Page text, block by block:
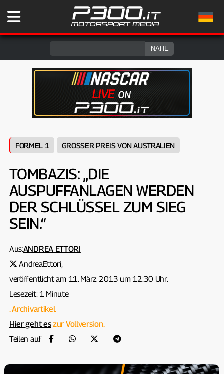
FORMEL 1 GROSSER PREIS VON AUSTRALIEN
TOMBAZIS: „DIE
AUSPUFFANLAGEN WERDEN
DER SCHLÜSSEL ZUM SIEG
SEIN.“
Aus:ANDREA ETTORI
AndreaEttori,
veröffentlicht am 11. März 2013 um 12:30 Uhr.
Lesezeit: 1 Minute
. Archivartikel.
Hier geht eszur Vollversion.
Teilen auf